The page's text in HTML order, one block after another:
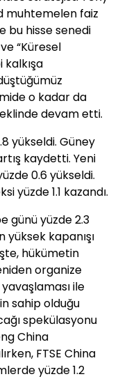
muhtemelen faiz
bu hisse senedi
“Küresel
o kadar da
devam etti.
yükseldi. Güney
kaydetti. Yeni
0.6 yükseldi.
yüzde 1.1 kazandı.
günü yüzde 2.3
yüksek kapanışı
hükümetin
organize
ile
sahip olduğu
spekülasyonu
China
FTSE China
yüzde 1.2